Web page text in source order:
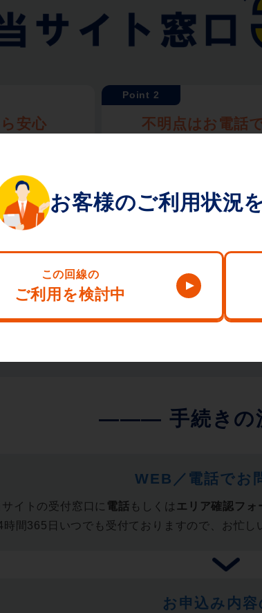
安心
新規開通・
で対応。お
イフ実現”を
不明点はお電話
す。複雑でわかりにくい回
安心して進めていただけま
WEB／電話でお
イトの受付窓口に 電話 もしくは エリア確認フォ
時間365日いつでも受付ておりますので、お忙し
お申込み内容